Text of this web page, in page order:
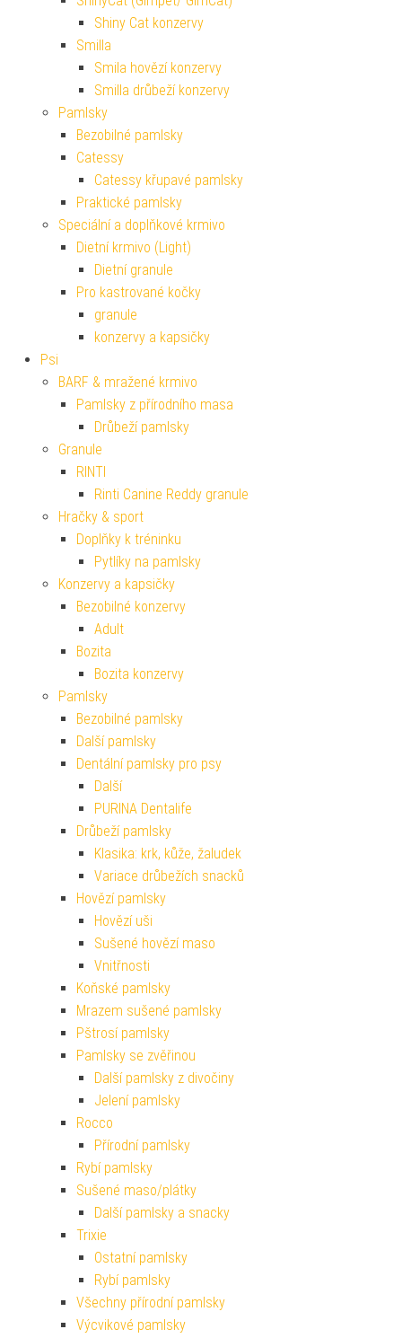
Shiny Cat konzervy
Smilla
Smila hovězí konzervy
Smilla drůbeží konzervy
Pamlsky
Bezobilné pamlsky
Catessy
Catessy křupavé pamlsky
Praktické pamlsky
Speciální a doplňkové krmivo
Dietní krmivo (Light)
Dietní granule
Pro kastrované kočky
granule
konzervy a kapsičky
Psi
BARF & mražené krmivo
Pamlsky z přírodního masa
Drůbeží pamlsky
Granule
RINTI
Rinti Canine Reddy granule
Hračky & sport
Doplňky k tréninku
Pytlíky na pamlsky
Konzervy a kapsičky
Bezobilné konzervy
Adult
Bozita
Bozita konzervy
Pamlsky
Bezobilné pamlsky
Další pamlsky
Dentální pamlsky pro psy
Další
PURINA Dentalife
Drůbeží pamlsky
Klasika: krk, kůže, žaludek
Variace drůbežích snacků
Hovězí pamlsky
Hovězí uši
Sušené hovězí maso
Vnitřnosti
Koňské pamlsky
Mrazem sušené pamlsky
Pštrosí pamlsky
Pamlsky se zvěřinou
Další pamlsky z divočiny
Jelení pamlsky
Rocco
Přírodní pamlsky
Rybí pamlsky
Sušené maso/plátky
Další pamlsky a snacky
Trixie
Ostatní pamlsky
Rybí pamlsky
Všechny přírodní pamlsky
Výcvikové pamlsky